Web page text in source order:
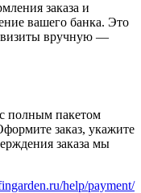
заказа и
вашего банка. Это
вручную —
полным пакетом
заказ, укажите
заказа мы
help/payment/